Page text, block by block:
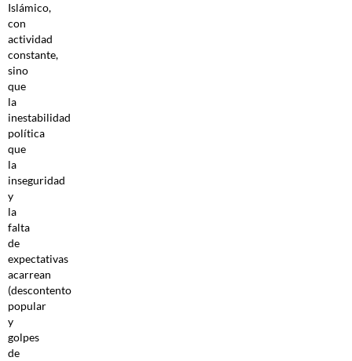
Islámico,
con
actividad
constante,
sino
que
la
inestabilidad
política
que
la
inseguridad
y
la
falta
de
expectativas
acarrean
(descontento
popular
y
golpes
de